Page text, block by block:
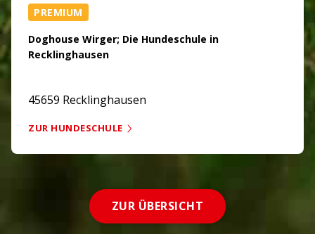
PREMIUM
Doghouse Wirger; Die Hundeschule in
Recklinghausen
45659 Recklinghausen
ZUR HUNDESCHULE
ZUR ÜBERSICHT